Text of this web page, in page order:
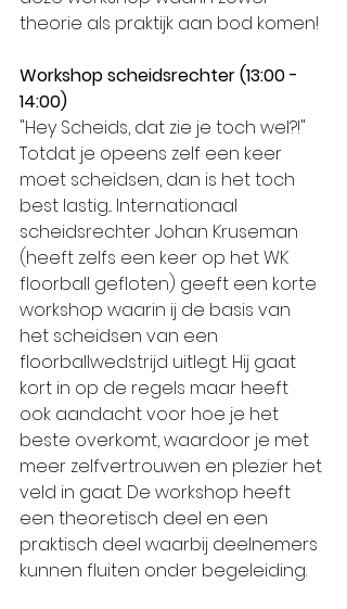
theorie als praktijk aan bod komen!
Workshop scheidsrechter (13:00 -
14:00)
"Hey Scheids, dat zie je toch wel?!"
Totdat je opeens zelf een keer
moet scheidsen, dan is het toch
best lastig... Internationaal
scheidsrechter Johan Kruseman
(heeft zelfs een keer op het WK
floorball gefloten) geeft een korte
workshop waarin ij de basis van
het scheidsen van een
floorballwedstrijd uitlegt. Hij gaat
kort in op de regels maar heeft
ook aandacht voor hoe je het
beste overkomt, waardoor je met
meer zelfvertrouwen en plezier het
veld in gaat. De workshop heeft
een theoretisch deel en een
praktisch deel waarbij deelnemers
kunnen fluiten onder begeleiding.